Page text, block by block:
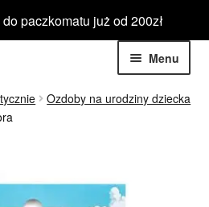
paczkomatu już od 200zł
Menu
Rozwiń
Ozdoby na urodziny dziecka